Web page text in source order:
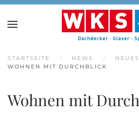
STARTSEITE NEWS
WOHNEN MIT DURCHBLICK
Wohnen mit